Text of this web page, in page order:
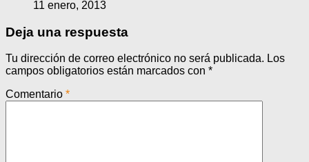
11 enero, 2013
Deja una respuesta
Tu dirección de correo electrónico no será publicada. Los
campos obligatorios están marcados con *
Comentario *